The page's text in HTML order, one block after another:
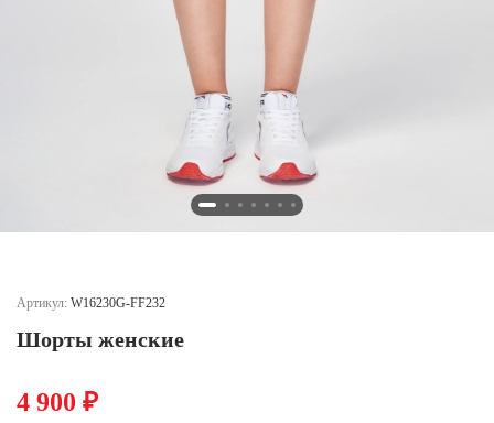
Артикул: W16230G-FF232
Шорты женские
4 900 ₽